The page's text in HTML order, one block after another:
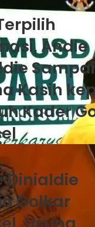
Andie
Kasih
Kader
Dinialdie
Golkar